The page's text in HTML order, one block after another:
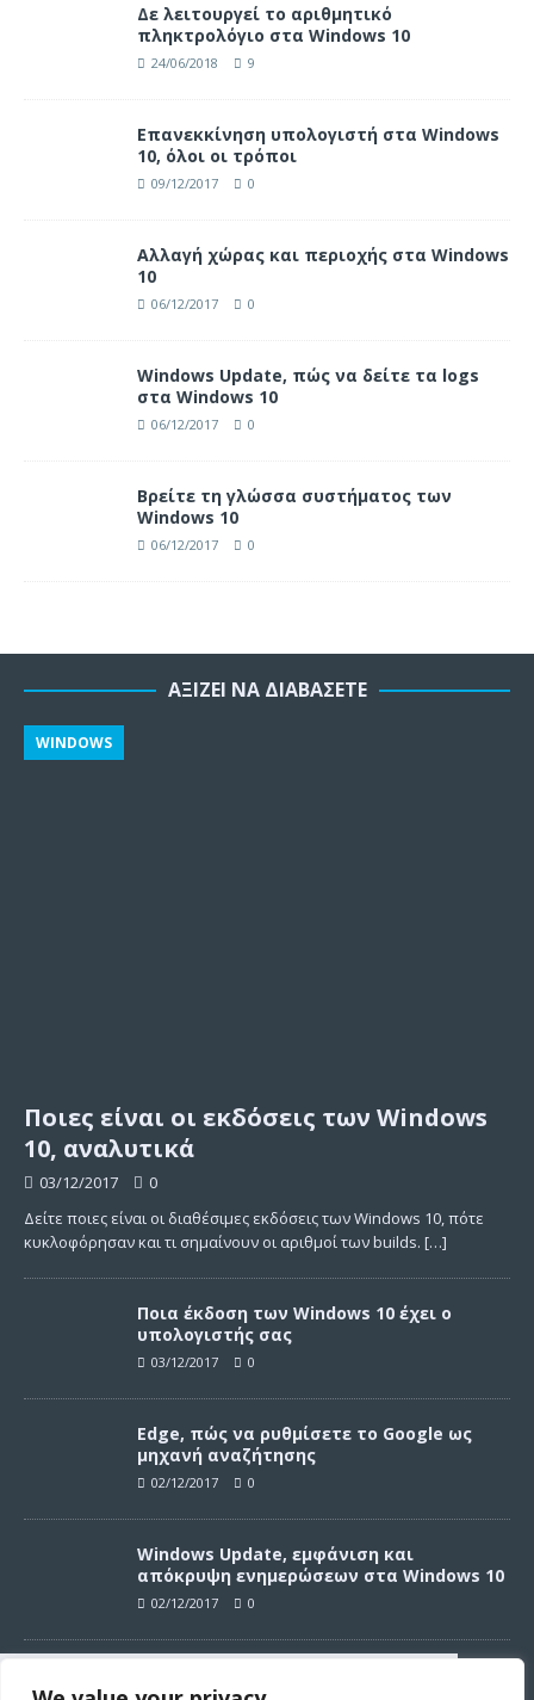
Δε λειτουργεί το αριθμητικό
πληκτρολόγιο στα Windows 10
24/06/2018 9
Επανεκκίνηση υπολογιστή στα Windows
10, όλοι οι τρόποι
09/12/2017 0
Αλλαγή χώρας και περιοχής στα Windows
10
06/12/2017 0
Windows Update, πώς να δείτε τα logs
στα Windows 10
06/12/2017 0
Βρείτε τη γλώσσα συστήματος των
Windows 10
06/12/2017 0
ΑΞΊΖΕΙ ΝΑ ΔΙΑΒΆΣΕΤΕ
Ποιες είναι οι εκδόσεις των Windows
10, αναλυτικά
WINDOWS
03/12/2017
0
Δείτε ποιες είναι οι διαθέσιμες εκδόσεις των Windows 10, πότε
κυκλοφόρησαν και τι σημαίνουν οι αριθμοί των builds. […]
Ποια έκδοση των Windows 10 έχει ο
υπολογιστής σας
03/12/2017 0
Edge, πώς να ρυθμίσετε το Google ως
μηχανή αναζήτησης
02/12/2017 0
Windows Update, εμφάνιση και
απόκρυψη ενημερώσεων στα Windows 10
02/12/2017 0